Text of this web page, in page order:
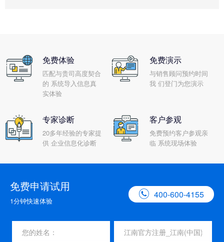
免费体验
匹配与贵司高度契合
的 系统导入信息真
实体验
免费演示
与销售顾问预约时间
我 们登门为您演示
专家诊断
20多年经验的专家提
供 企业信息化诊断
客户参观
免费预约客户参观亲
临 系统现场体验
免费申请试用
1分钟快速体验
 400-600-4155